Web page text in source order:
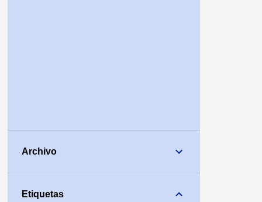
Archivo
Etiquetas